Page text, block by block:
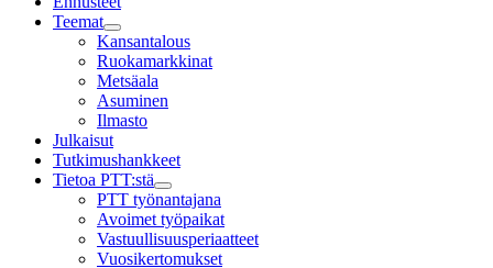
Teemat
Child
menu
Kansantalous
Ruokamarkkinat
Metsäala
Asuminen
Ilmasto
Julkaisut
Tutkimushankkeet
Tietoa PTT:stä
Child
menu
PTT työnantajana
Avoimet työpaikat
Vastuullisuusperiaatteet
Vuosikertomukset